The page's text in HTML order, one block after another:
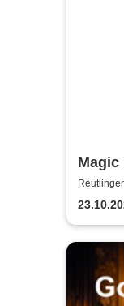
Magic
String